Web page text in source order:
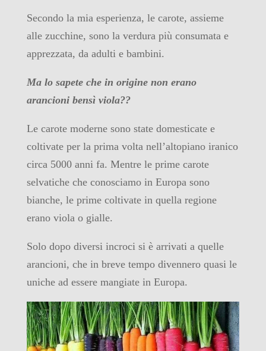
Secondo la mia esperienza, le carote, assieme
alle zucchine, sono la verdura più consumata e
apprezzata, da adulti e bambini.
Ma lo sapete che in origine non erano
arancioni bensì viola??
Le carote moderne sono state domesticate e
coltivate per la prima volta nell’altopiano iranico
circa 5000 anni fa. Mentre le prime carote
selvatiche che conosciamo in Europa sono
bianche, le prime coltivate in quella regione
erano viola o gialle.
Solo dopo diversi incroci si è arrivati a quelle
arancioni, che in breve tempo divennero quasi le
uniche ad essere mangiate in Europa.